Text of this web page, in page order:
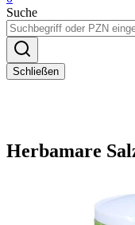
Suche
Schließen
Herbamare